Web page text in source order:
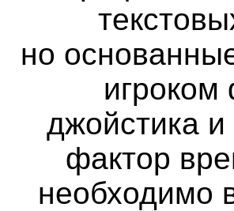
но
джойстика
фактор
необходимо